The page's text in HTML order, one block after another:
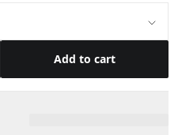
Add to cart